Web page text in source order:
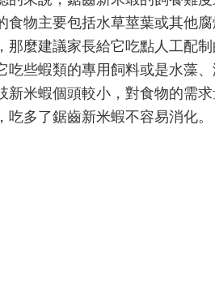
食物主要包括水草莖葉或其他
那麼建議家長給它吃點人工配
吃些蝦類的專用飼料或是水藻
新米蝦個頭較小，對食物的需
吃多了鋸齒新米蝦不容易消化。